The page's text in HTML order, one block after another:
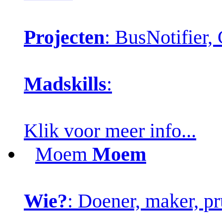
Projecten: BusNotifier,
Madskills:
Klik voor meer info...
Moem Moem
Wie?: Doener, maker,